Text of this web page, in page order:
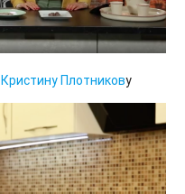
Кристину Плотникову